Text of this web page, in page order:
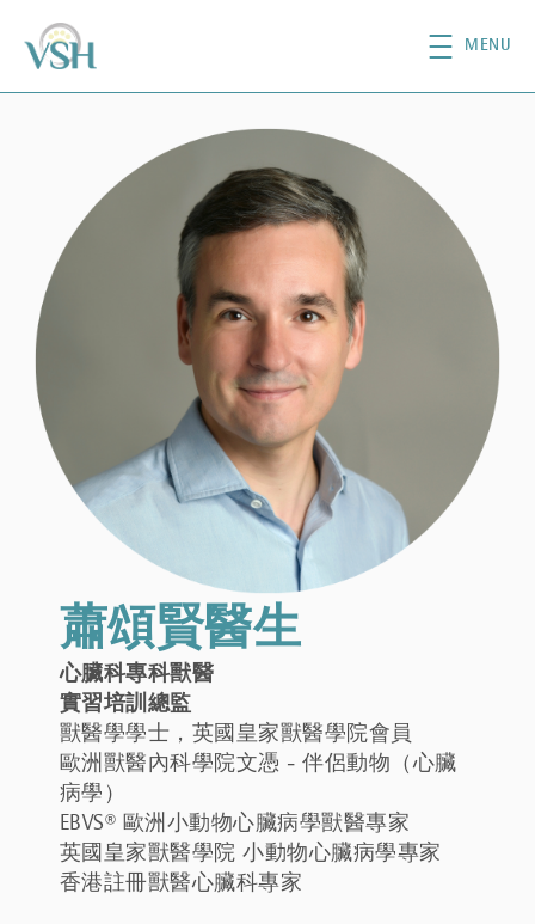
MENU
蕭頌賢醫生
心臟科專科獸醫
實習培訓總監
獸醫學學士，英國皇家獸醫學院會員
歐洲獸醫內科學院文憑 - 伴侶動物（心臟
病學）
EBVS® 歐洲小動物心臟病學獸醫專家
英國皇家獸醫學院 小動物心臟病學專家
香港註冊獸醫心臟科專家